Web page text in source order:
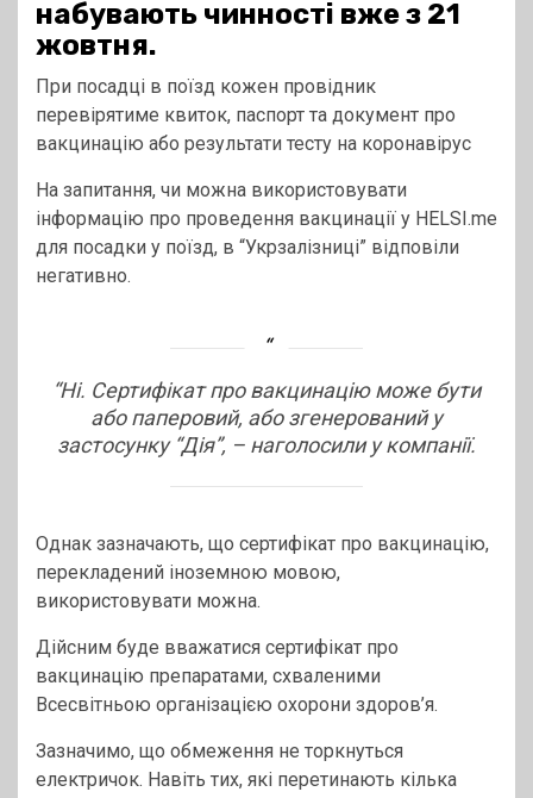
набувають чинності вже з 21
жовтня.
При посадці в поїзд кожен провідник
перевірятиме квиток, паспорт та документ про
вакцинацію або результати тесту на коронавірус
На запитання, чи можна використовувати
інформацію про проведення вакцинації у HELSI.me
для посадки у поїзд, в “Укрзалізниці” відповіли
негативно.
“Ні. Сертифікат про вакцинацію може бути
або паперовий, або згенерований у
застосунку “Дія”, – наголосили у компанії.
Однак зазначають, що сертифікат про вакцинацію,
перекладений іноземною мовою,
використовувати можна.
Дійсним буде вважатися сертифікат про
вакцинацію препаратами, схваленими
Всесвітньою організацією охорони здоров’я.
Зазначимо, що обмеження не торкнуться
електричок. Навіть тих, які перетинають кілька